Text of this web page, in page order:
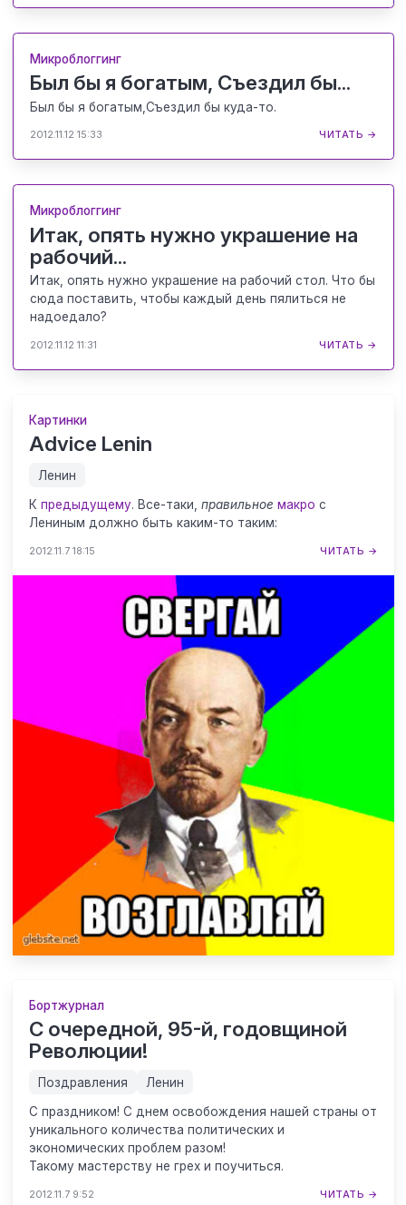
Микроблоггинг
Был бы я богатым, Съездил бы...
Был бы я богатым,Съездил бы куда-то.
2012.11.12 15:33 ЧИТАТЬ →
Микроблоггинг
Итак, опять нужно украшение на
рабочий...
Итак, опять нужно украшение на рабочий стол. Что бы
сюда поставить, чтобы каждый день пялиться не
надоедало?
2012.11.12 11:31 ЧИТАТЬ →
Картинки
Advice Lenin
Ленин
К предыдущему. Все-таки, правильное макро с
Лениным должно быть каким-то таким:
2012.11.7 18:15 ЧИТАТЬ →
Бортжурнал
С очередной, 95-й, годовщиной
Революции!
Поздравления Ленин
С праздником! С днем освобождения нашей страны от
уникального количества политических и
экономических проблем разом!
Такому мастерству не грех и поучиться.
2012.11.7 9:52 ЧИТАТЬ →